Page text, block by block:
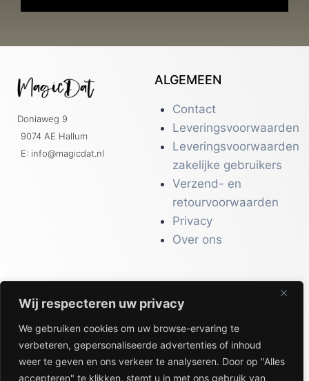
Wij respecteren uw privacy
We gebruiken cookies om uw browse-ervaring te
verbeteren, gepersonaliseerde advertenties of inhoud
weer te geven en ons verkeer te analyseren. Door op "Alles
accepteren" te klikken, stemt u in met ons gebruik van
Doniaweg 9
9074 AE Hallum
E: info@magicdat.nl
ALGEMEEN
Contact
Leveringsvoorwaarden
Leveringsvoorwaarden
zakelijke gebruikers
Verzend- en
retourvoorwaarden
Privacy
Over ons
CATALOGI
Workwear &
Veiligheid
Kantoor & Receptie